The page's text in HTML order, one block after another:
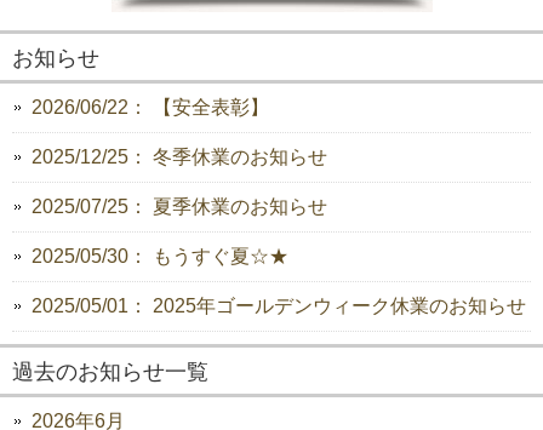
お知らせ
2026/06/22： 【安全表彰】
2025/12/25： 冬季休業のお知らせ
2025/07/25： 夏季休業のお知らせ
2025/05/30： もうすぐ夏☆★
2025/05/01： 2025年ゴールデンウィーク休業のお知らせ
過去のお知らせ一覧
2026年6月